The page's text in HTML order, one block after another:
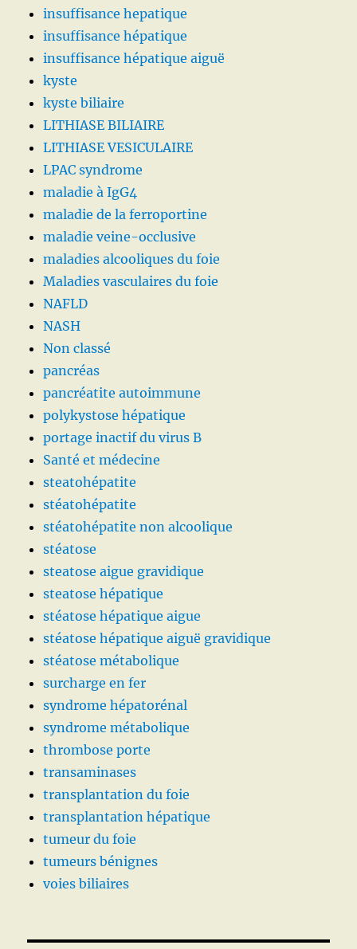
insuffisance hepatique
insuffisance hépatique
insuffisance hépatique aiguë
kyste
kyste biliaire
LITHIASE BILIAIRE
LITHIASE VESICULAIRE
LPAC syndrome
maladie à IgG4
maladie de la ferroportine
maladie veine-occlusive
maladies alcooliques du foie
Maladies vasculaires du foie
NAFLD
NASH
Non classé
pancréas
pancréatite autoimmune
polykystose hépatique
portage inactif du virus B
Santé et médecine
steatohépatite
stéatohépatite
stéatohépatite non alcoolique
stéatose
steatose aigue gravidique
steatose hépatique
stéatose hépatique aigue
stéatose hépatique aiguë gravidique
stéatose métabolique
surcharge en fer
syndrome hépatorénal
syndrome métabolique
thrombose porte
transaminases
transplantation du foie
transplantation hépatique
tumeur du foie
tumeurs bénignes
voies biliaires